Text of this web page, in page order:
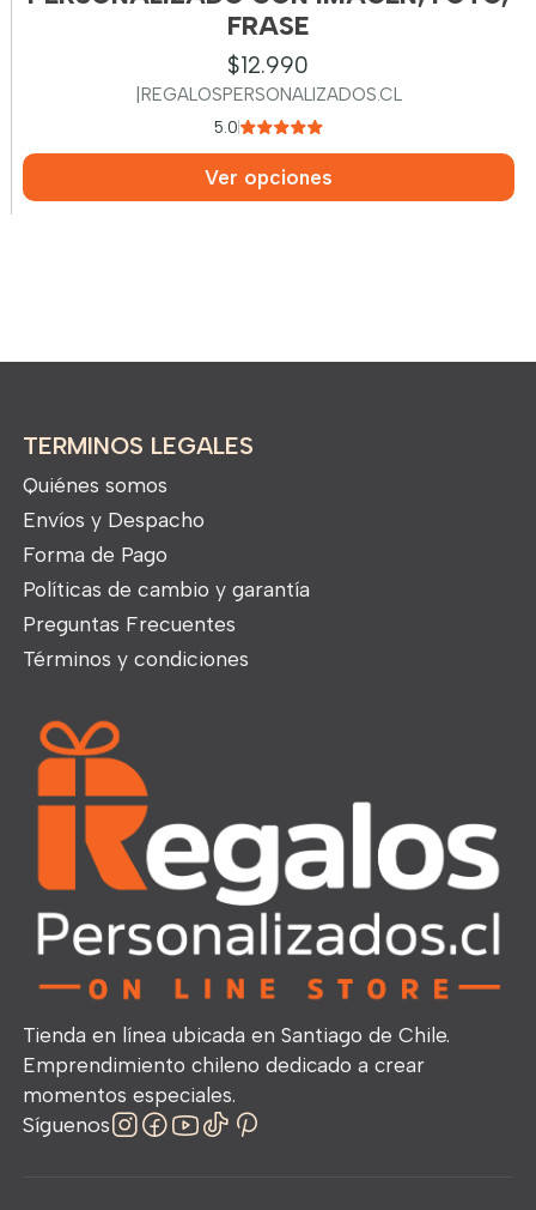
FRASE
$12.990
REGALOSPERSONALIZADOS.CL
5.0
Ver opciones
TERMINOS LEGALES
Quiénes somos
Envíos y Despacho
Forma de Pago
Políticas de cambio y garantía
Preguntas Frecuentes
Términos y condiciones
Tienda en línea ubicada en Santiago de Chile.
Emprendimiento chileno dedicado a crear
momentos especiales.
Síguenos